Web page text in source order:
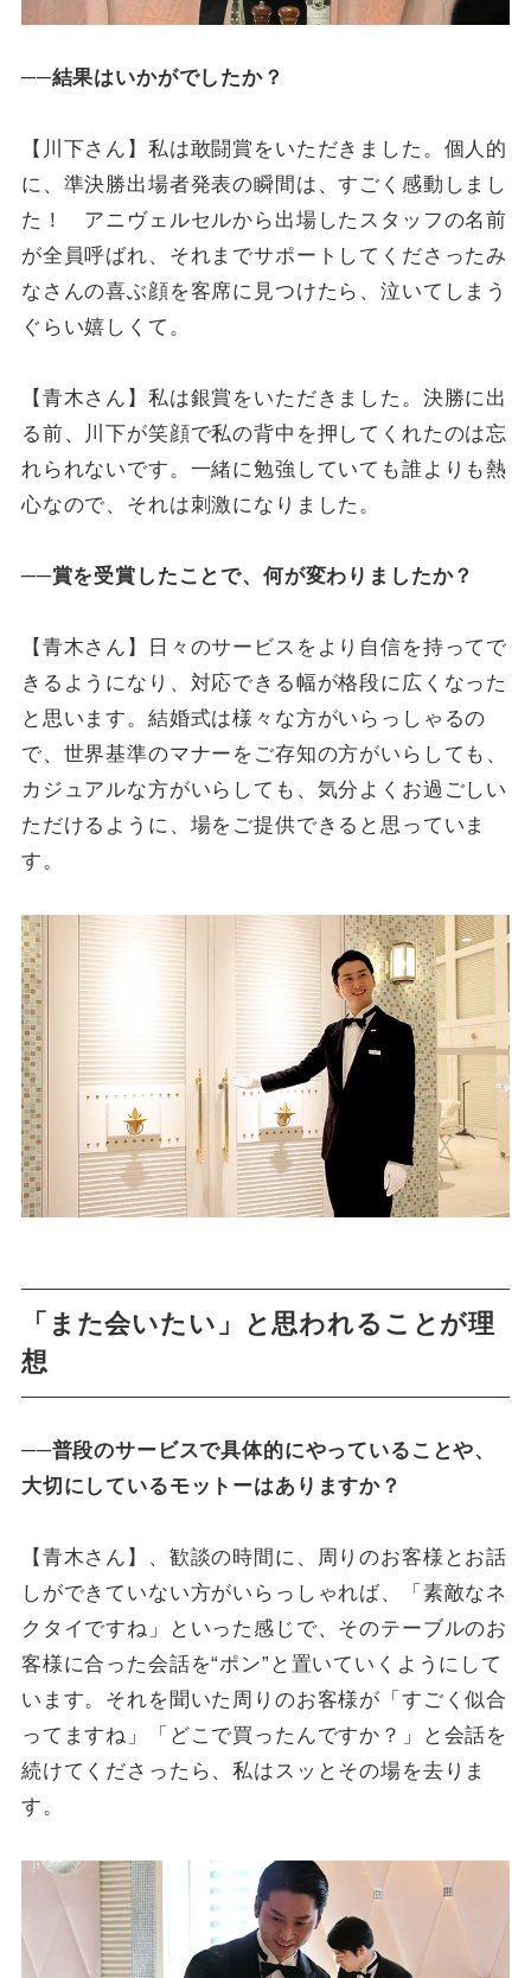
──結果はいかがでしたか？
【川下さん】私は敢闘賞をいただきました。個人的
に、準決勝出場者発表の瞬間は、すごく感動しまし
た！ アニヴェルセルから出場したスタッフの名前
が全員呼ばれ、それまでサポートしてくださったみ
なさんの喜ぶ顔を客席に見つけたら、泣いてしまう
ぐらい嬉しくて。
【青木さん】私は銀賞をいただきました。決勝に出
る前、川下が笑顔で私の背中を押してくれたのは忘
れられないです。一緒に勉強していても誰よりも熱
心なので、それは刺激になりました。
──賞を受賞したことで、何が変わりましたか？
【青木さん】日々のサービスをより自信を持ってで
きるようになり、対応できる幅が格段に広くなった
と思います。結婚式は様々な方がいらっしゃるの
で、世界基準のマナーをご存知の方がいらしても、
カジュアルな方がいらしても、気分よくお過ごしい
ただけるように、場をご提供できると思っていま
す。
「また会いたい」と思われることが理
想
──普段のサービスで具体的にやっていることや、
大切にしているモットーはありますか？
【青木さん】、歓談の時間に、周りのお客様とお話
しができていない方がいらっしゃれば、「素敵なネ
クタイですね」といった感じで、そのテーブルのお
客様に合った会話を“ポン”と置いていくようにして
います。それを聞いた周りのお客様が「すごく似合
ってますね」「どこで買ったんですか？」と会話を
続けてくださったら、私はスッとその場を去りま
す。